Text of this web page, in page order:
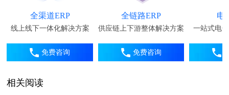
全渠道ERP
线上线下一体化解决方案
免费咨询
全链路ERP
供应链上下游整体解决方案
免费咨询
电
一站式电
相关阅读